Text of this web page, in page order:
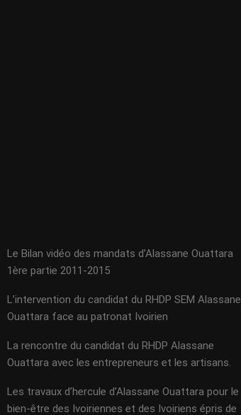
Le Bilan vidéo des mandats d’Alassane Ouattara
1ère partie 2011-2015
L’intervention du candidat du RHDP SEM Alassane
Ouattara face au patronat Ivoirien
La rencontre du candidat du RHDP Alassane
Ouattara avec les entrepreneurs et les artisans.
Les travaux d’hercule d’Alassane Ouattara pour le
bien-être des Ivoiriennes et des Ivoiriens épris de